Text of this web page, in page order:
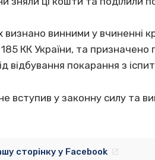
визнано винними у вчиненні
КК України, та призначено
відбування покарання з
вступив у законну силу та
сторінку у Facebook